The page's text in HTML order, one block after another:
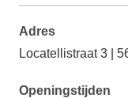
Adres
Locatellistraat 3 |
Openingstijden